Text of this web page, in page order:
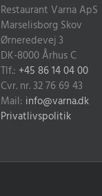
Restaurant Varna ApS
Marselisborg Skov
Ørneredevej 3
DK-8000 Århus C
Tlf.: +45 86 14 04 00
Cvr. nr. 32 76 69 43
Mail: info@varna.dk
Privatlivspolitik